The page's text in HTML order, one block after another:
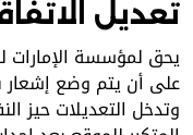
تعديل
يحق لمؤسسة الإمارات
على أن يتم وضع
وتدخل التعديلات حيز